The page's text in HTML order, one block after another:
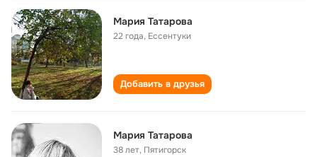
Мария Татарова
22 года, Ессентуки
Добавить в друзья
Мария Татарова
38 лет, Пятигорск